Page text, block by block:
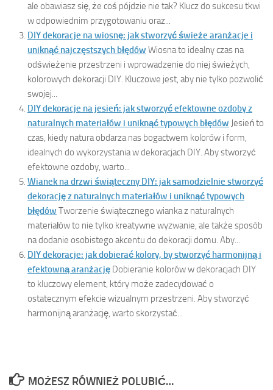
ale obawiasz się, że coś pójdzie nie tak? Klucz do sukcesu tkwi
w odpowiednim przygotowaniu oraz...
DIY dekoracje na wiosnę: jak stworzyć świeże aranżacje i
uniknąć najczęstszych błędów Wiosna to idealny czas na
odświeżenie przestrzeni i wprowadzenie do niej świeżych,
kolorowych dekoracji DIY. Kluczowe jest, aby nie tylko pozwolić
swojej...
DIY dekoracje na jesień: jak stworzyć efektowne ozdoby z
naturalnych materiałów i uniknąć typowych błędów Jesień to
czas, kiedy natura obdarza nas bogactwem kolorów i form,
idealnych do wykorzystania w dekoracjach DIY. Aby stworzyć
efektowne ozdoby, warto...
Wianek na drzwi świąteczny DIY: jak samodzielnie stworzyć
dekorację z naturalnych materiałów i uniknąć typowych
błędów Tworzenie świątecznego wianka z naturalnych
materiałów to nie tylko kreatywne wyzwanie, ale także sposób
na dodanie osobistego akcentu do dekoracji domu. Aby...
DIY dekoracje: jak dobierać kolory, by stworzyć harmonijną i
efektowną aranżację Dobieranie kolorów w dekoracjach DIY
to kluczowy element, który może zadecydować o
ostatecznym efekcie wizualnym przestrzeni. Aby stworzyć
harmonijną aranżację, warto skorzystać...
MOŻESZ RÓWNIEŻ POLUBIĆ…